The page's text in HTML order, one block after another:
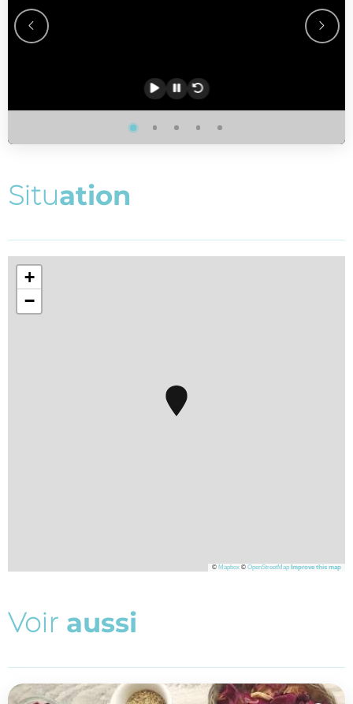
Situation
+
−
© Mapbox © OpenStreetMap Improve this map
Voir aussi